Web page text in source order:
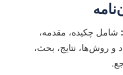
شامل چکیده، مقدمه،
و روش‌ها، نتایج، بحث،